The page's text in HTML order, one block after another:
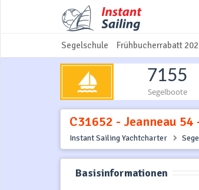
Segelschule Frühbucherrabatt
7155
Segelboote
C31652 - Jeanneau
Instant Sailing Yachtcharter
Basisinformationen